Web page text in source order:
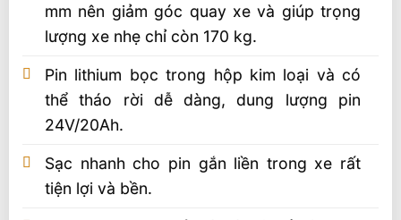
mm nên giảm góc quay xe và giúp trọng
lượng xe nhẹ chỉ còn 170 kg.
Pin lithium bọc trong hộp kim loại và có
thể tháo rời dễ dàng, dung lượng pin
24V/20Ah.
Sạc nhanh cho pin gắn liền trong xe rất
tiện lợi và bền.